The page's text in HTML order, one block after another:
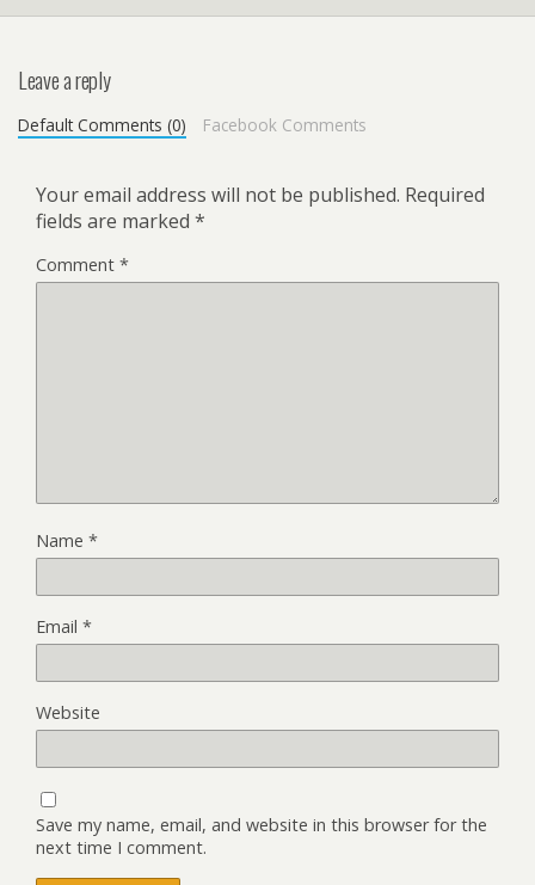
Leave a reply
Default Comments (0) Facebook Comments
Your email address will not be published. Required
fields are marked *
Comment *
Name *
Email *
Website
Save my name, email, and website in this browser for the
next time I comment.